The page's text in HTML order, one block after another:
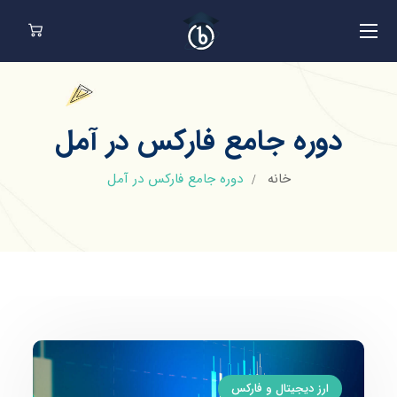
دوره جامع فارکس در آمل
خانه دوره جامع فارکس در آمل
ارز دیجیتال و فارکس